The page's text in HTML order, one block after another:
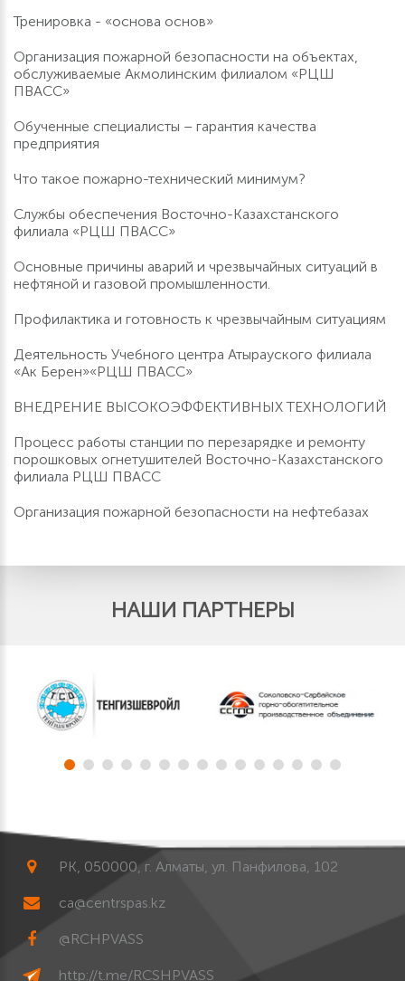
Тренировка - «основа основ»
Организация пожарной безопасности на объектах,
обслуживаемые Акмолинским филиалом «РЦШ
ПВАСС»
Обученные специалисты – гарантия качества
предприятия
Что такое пожарно-технический минимум?
Службы обеспечения Восточно-Казахстанского
филиала «РЦШ ПВАСС»
Основные причины аварий и чрезвычайных ситуаций в
нефтяной и газовой промышленности.
Профилактика и готовность к чрезвычайным ситуациям
Деятельность Учебного центра Атырауского филиала
«Ак Берен»«РЦШ ПВАСС»
ВНЕДРЕНИЕ ВЫСОКОЭФФЕКТИВНЫХ ТЕХНОЛОГИЙ
Процесс работы станции по перезарядке и ремонту
порошковых огнетушителей Восточно-Казахстанского
филиала РЦШ ПВАСС
Организация пожарной безопасности на нефтебазах
НАШИ ПАРТНЕРЫ
РК, 050000, г. Алматы, ул. Панфилова, 102
ca@centrspas.kz
@RCHPVASS
http://t.me/RCSHPVASS